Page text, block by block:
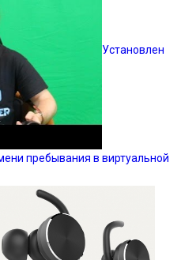
Установлен
пребывания в виртуальной